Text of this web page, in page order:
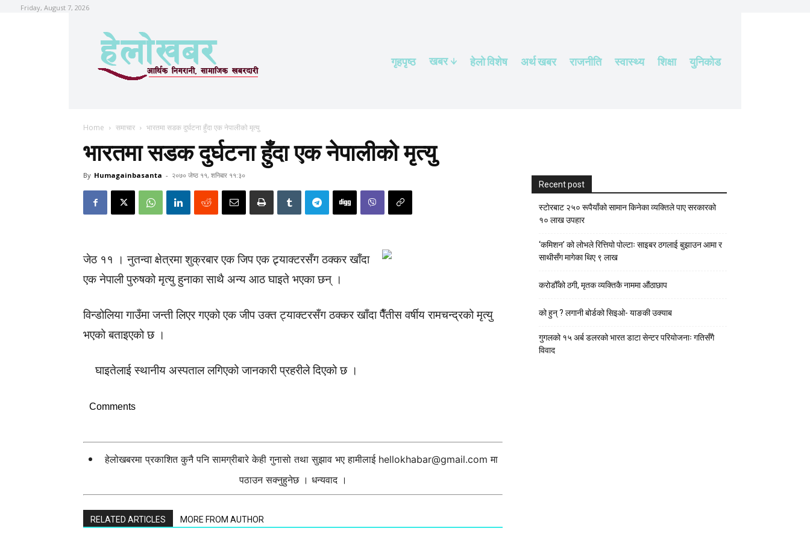
Friday, August 7, 2026
गृहपृष्ठ खबर हेलाे विशेष अर्थ खबर राजनीति स्वास्थ्य शिक्षा युनिकोड
Home समाचार भारतमा सडक दुर्घटना हुँदा एक नेपालीको मृत्यु
भारतमा सडक दुर्घटना हुँदा एक नेपालीको मृत्यु
By Humagainbasanta - २०७० जेष्ठ ११, शनिबार ११:३०
जेठ ११ । नुतन्वा क्षेत्रमा शुक्रबार एक जिप एक ट्र्याक्टरसँग ठक्कर खाँदा
एक नेपाली पुरुषको मृत्यु हुनाका साथै अन्य आठ घाइते भएका छन् ।
विन्डोलिया गाउँमा जन्ती लिएर गएको एक जीप उक्त ट्याक्टरसँग ठक्कर खाँदा पैँतीस वर्षीय रामचन्द्रको मृत्यु
भएको बताइएको छ ।
घाइतेलाई स्थानीय अस्पताल लगिएको जानकारी प्रहरीले दिएको छ ।
Comments
हेलोखबरमा प्रकाशित कुनै पनि सामग्रीबारे केही गुनासो तथा सुझाव भए हामीलाई hellokhabar@gmail.com मा
पठाउन सक्नुहुनेछ । धन्यवाद ।
RELATED ARTICLES MORE FROM AUTHOR
Recent post
स्टाेरबाट २५० रूपैयाँको सामान किनेका व्यक्तिले पाए सरकारको
१० लाख उपहार
‘कमिशन’ को लोभले रित्तियो पोल्टाः साइबर ठगलाई बुझाउन आमा र
साथीसँग मागेका थिए ९ लाख
करोडौँको ठगी, मृतक व्यक्तिकै नाममा औंठाछाप
को हुन् ? लगानी बोर्डको सिइओ- याङकी उक्याब
गुगलको १५ अर्ब डलरको भारत डाटा सेन्टर परियोजनाः गतिसँगै
विवाद